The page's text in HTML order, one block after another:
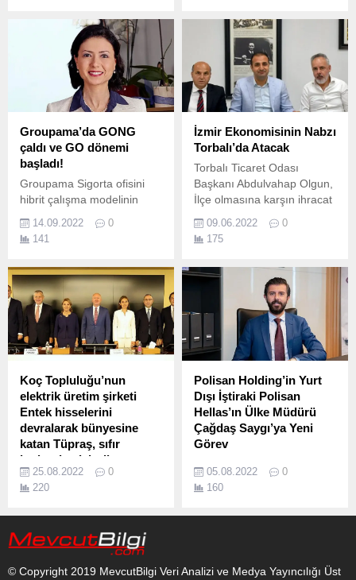
açıklamalarda bulundu.
Groupama’da GONG
çaldı ve GO dönemi
başladı!
Groupama Sigorta ofisini
hibrit çalışma modelinin
gerekliliklerine uygun olarak
yeniledi.
14.09.2022
0
141
İzmir Ekonomisinin Nabzı
Torbalı’da Atacak
Torbalı Ticaret Odası
Başkanı Abdulvahap Olgun,
İlçe olmasına karşın ihracat
rakamları ile 64 ilin önüne
geçtiklerini açıkladı.
09.06.2022
0
175
Koç Topluluğu’nun
elektrik üretim şirketi
Entek hisselerini
devralarak bünyesine
katan Tüpraş, sıfır
karbonlu elektrik
üretiminde büyüme
hedefine ilerliyor
karbon nötr hedefi
doğrultusunda güçlü hamle
Kurulduğu günden bu
25.08.2022
0
220
Polisan Holding’in Yurt
Dışı İştiraki Polisan
Hellas’ın Ülke Müdürü
Çağdaş Saygı’ya Yeni
Görev
eski iştiraklerinden Polisan
Kimya’nın yönetiminde
05.08.2022
0
160
© Copyright 2019 MevcutBilgi Veri Analizi ve Medya Yayıncılığı Üst